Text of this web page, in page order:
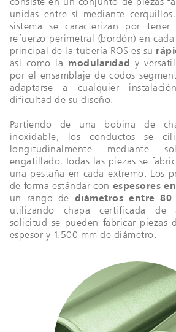
unidas entre sí mediante
sistema se caracterizan por
refuerzo perimetral (bordón) en
principal de la tubería ROS es su
así como la modularidady
por el ensamblaje de codos
adaptarse a cualquier
dificultad de su diseño.
Partiendo de una bobina de
inoxidable, los conductos se
longitudinalmente mediante
engatillado. Todas las piezas se
una pestaña en cada extremo. Los
de forma estándar con espesores
un rango de diámetros entre
utilizando chapa certificada de
solicitud se pueden fabricar piezas
espesor y 1.500 mm de diámetro.